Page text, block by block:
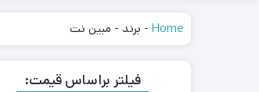
Home
- برند - مبین نت
فیلتر براساس قیمت: